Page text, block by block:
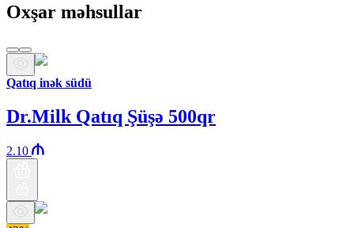
Oxşar məhsullar
Qatıq inək südü
Dr.Milk Qatıq Şüşə 500qr
2.10